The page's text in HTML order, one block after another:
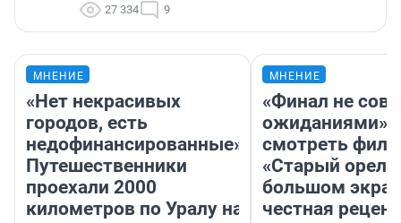
27 334 9
МНЕНИЕ
«Нет некрасивых
городов, есть
недофинансированные».
Путешественники
проехали 2000
километров по Уралу на
МНЕНИЕ
«Финал не
ожиданиями»:
смотреть
«Старый орел»
большом
честная